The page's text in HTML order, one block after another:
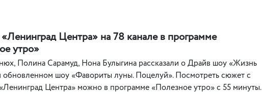
Центра» на 78 канале в программе
утро»
Полина Сарамуд, Нона Булыгина рассказали о Драйв шоу «Жизнь
обновленном шоу «Фавориты луны. Поцелуй». Посмотреть сюжет с
Центра» можно в программе «Полезное утро» с 55 минуты.